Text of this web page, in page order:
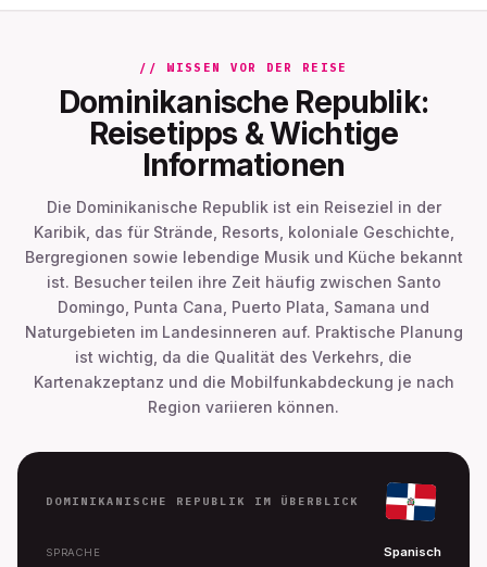
// WISSEN VOR DER REISE
Dominikanische Republik:
Reisetipps & Wichtige
Informationen
Die Dominikanische Republik ist ein Reiseziel in der
Karibik, das für Strände, Resorts, koloniale Geschichte,
Bergregionen sowie lebendige Musik und Küche bekannt
ist. Besucher teilen ihre Zeit häufig zwischen Santo
Domingo, Punta Cana, Puerto Plata, Samana und
Naturgebieten im Landesinneren auf. Praktische Planung
ist wichtig, da die Qualität des Verkehrs, die
Kartenakzeptanz und die Mobilfunkabdeckung je nach
Region variieren können.
DOMINIKANISCHE REPUBLIK IM ÜBERBLICK
SPRACHE Spanisch